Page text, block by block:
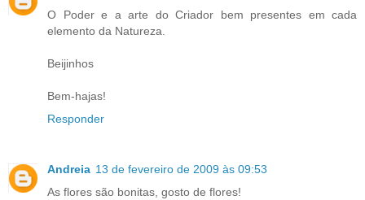
O Poder e a arte do Criador bem presentes em cada
elemento da Natureza.
Beijinhos
Bem-hajas!
Responder
Andreia 13 de fevereiro de 2009 às 09:53
As flores são bonitas, gosto de flores!